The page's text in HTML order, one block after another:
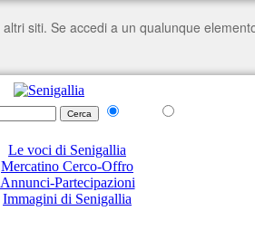
Le voci di Senigallia
Mercatino Cerco-Offro
Annunci-Partecipazioni
Immagini di Senigallia